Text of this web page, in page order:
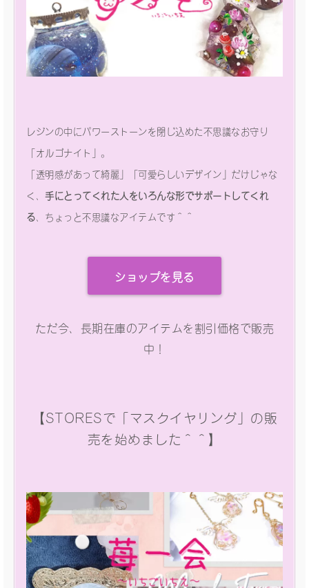
レジンの中にパワーストーンを閉じ込めた不思議なお守り
「オルゴナイト」。
「透明感があって綺麗」「可愛らしいデザイン」だけじゃな
く、 手にとってくれた人をいろんな形でサポートしてくれ
る 、ちょっと不思議なアイテムです＾＾
ショップを見る
ただ今、長期在庫のアイテムを割引価格で販売
中！
【STORESで「マスクイヤリング」の販
売を始めました＾＾】